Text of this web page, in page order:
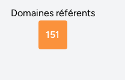
Domaines référents
151